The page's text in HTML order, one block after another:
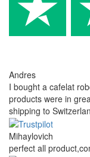
Añadir una pregunta
Su nombre:
Tu correo electrónico
No es necesario enviar
respuesta y no se